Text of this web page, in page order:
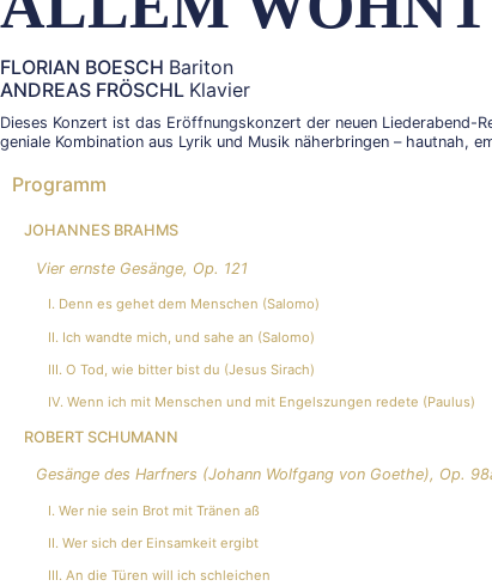
FLORIAN BOESCH Bariton
ANDREAS FRÖSCHL Klavier
Dieses Konzert ist das Eröffnungskonzert der neuen Liederabend-
geniale Kombination aus Lyrik und Musik näherbringen – hautnah,
Programm
JOHANNES BRAHMS
Vier ernste Gesänge, Op. 121
I. Denn es gehet dem Menschen (Salomo)
II. Ich wandte mich, und sahe an (Salomo)
III. O Tod, wie bitter bist du (Jesus Sirach)
IV. Wenn ich mit Menschen und mit Engelszungen redete (Paulus)
ROBERT SCHUMANN
Gesänge des Harfners (Johann Wolfgang von Goethe), Op.
I. Wer nie sein Brot mit Tränen aß
II. Wer sich der Einsamkeit ergibt
III. An die Türen will ich schleichen